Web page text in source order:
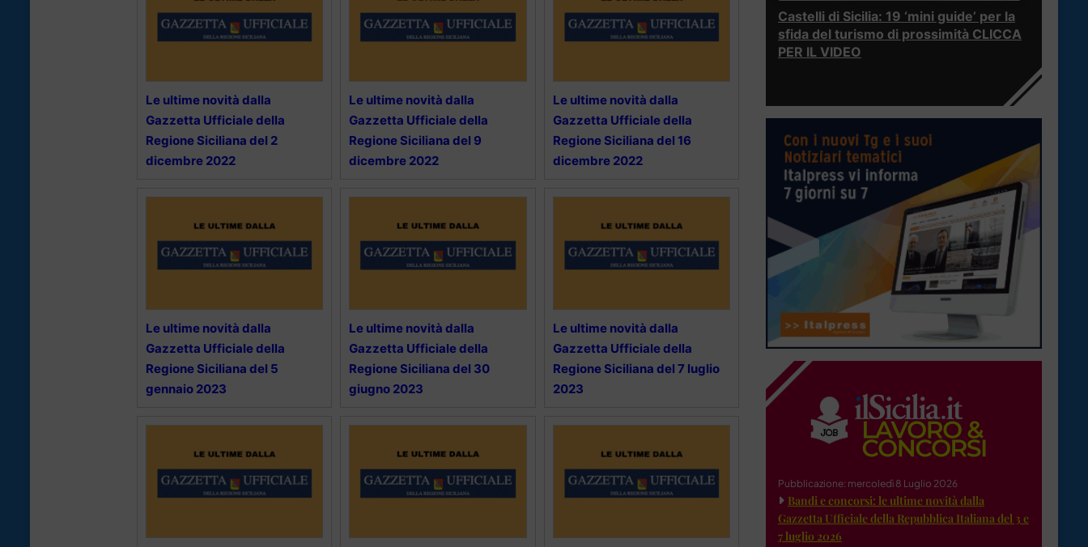
Le ultime novità dalla
Gazzetta Ufficiale della
Regione Siciliana del 2
dicembre 2022
Le ultime novità dalla
Gazzetta Ufficiale della
Regione Siciliana del 9
dicembre 2022
Le ultime novità dalla
Gazzetta Ufficiale della
Regione Siciliana del 16
dicembre 2022
Le ultime novità dalla
Gazzetta Ufficiale della
Regione Siciliana del 5
gennaio 2023
Le ultime novità dalla
Gazzetta Ufficiale della
Regione Siciliana del 30
giugno 2023
Le ultime novità dalla
Gazzetta Ufficiale della
Regione Siciliana del 7 luglio
2023
Castelli di Sicilia: 19 ‘mini guide’ per la
sfida del turismo di prossimità CLICCA
PER IL VIDEO
Pubblicazione: mercoledì 8 Luglio 2026
Bandi e concorsi: le ultime novità dalla
Gazzetta Ufficiale della Repubblica Italiana del 3 e
7 luglio 2026